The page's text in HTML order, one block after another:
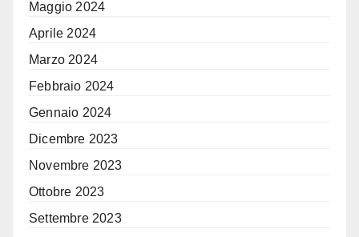
Maggio 2024
Aprile 2024
Marzo 2024
Febbraio 2024
Gennaio 2024
Dicembre 2023
Novembre 2023
Ottobre 2023
Settembre 2023